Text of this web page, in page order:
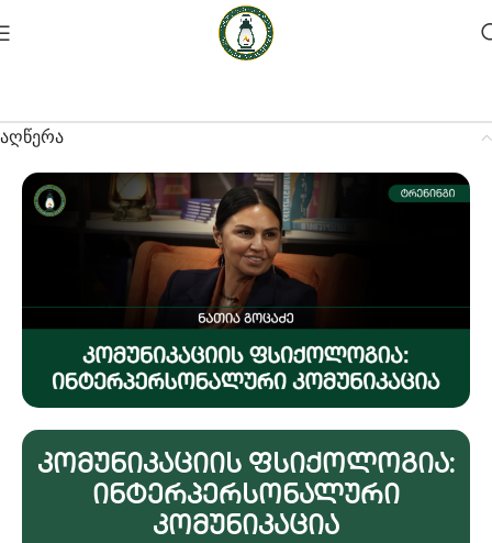
აღწერა
Კომუნიკაციის Ფსიქოლოგია:
Ინტერპერსონალური
Კომუნიკაცია